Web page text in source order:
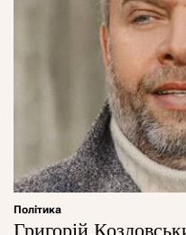
Політика
Григорій